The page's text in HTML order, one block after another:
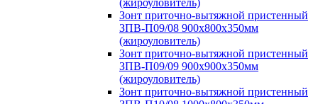
(жироуловитель)
Зонт приточно-вытяжной пристенный
ЗПВ-П09/08 900х800х350мм
(жироуловитель)
Зонт приточно-вытяжной пристенный
ЗПВ-П09/09 900х900х350мм
(жироуловитель)
Зонт приточно-вытяжной пристенный